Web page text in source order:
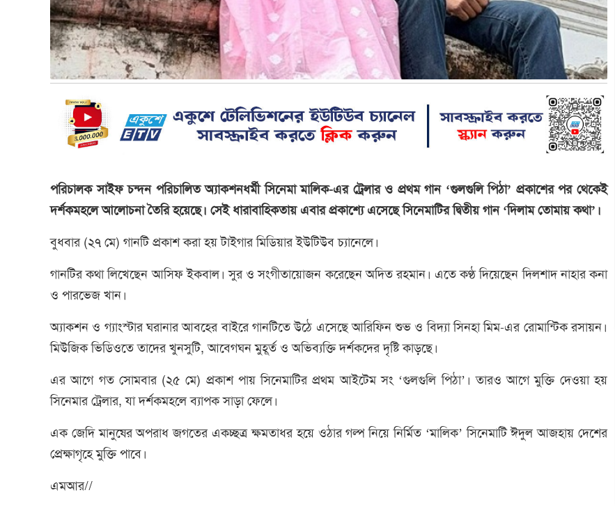
পরিচালক সাইফ চন্দন পরিচালিত অ্যাকশনধর্মী সিনেমা মালিক-এর ট্রেলার ও প্রথম গান ‘গুলগুলি পিঠা’ প্রকাশের পর থেকেই
দর্শকমহলে আলোচনা তৈরি হয়েছে। সেই ধারাবাহিকতায় এবার প্রকাশ্যে এসেছে সিনেমাটির দ্বিতীয় গান ‘দিলাম তোমায় কথা’।
বুধবার (২৭ মে) গানটি প্রকাশ করা হয় টাইগার মিডিয়ার ইউটিউব চ্যানেলে।
গানটির কথা লিখেছেন আসিফ ইকবাল। সুর ও সংগীতায়োজন করেছেন অদিত রহমান। এতে কণ্ঠ দিয়েছেন দিলশাদ নাহার কনা
ও পারভেজ খান।
অ্যাকশন ও গ্যাংস্টার ঘরানার আবহের বাইরে গানটিতে উঠে এসেছে আরিফিন শুভ ও বিদ্যা সিনহা মিম-এর রোমান্টিক রসায়ন।
মিউজিক ভিডিওতে তাদের খুনসুটি, আবেগঘন মুহূর্ত ও অভিব্যক্তি দর্শকদের দৃষ্টি কাড়ছে।
এর আগে গত সোমবার (২৫ মে) প্রকাশ পায় সিনেমাটির প্রথম আইটেম সং ‘গুলগুলি পিঠা’। তারও আগে মুক্তি দেওয়া হয়
সিনেমার ট্রেলার, যা দর্শকমহলে ব্যাপক সাড়া ফেলে।
এক জেদি মানুষের অপরাধ জগতের একচ্ছত্র ক্ষমতাধর হয়ে ওঠার গল্প নিয়ে নির্মিত ‘মালিক’ সিনেমাটি ঈদুল আজহায় দেশের
প্রেক্ষাগৃহে মুক্তি পাবে।
এমআর//